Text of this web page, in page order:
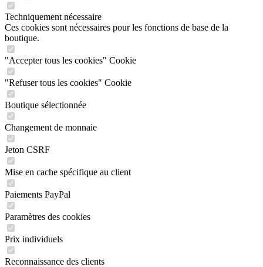
Techniquement nécessaire
Ces cookies sont nécessaires pour les fonctions de base de la
boutique.
"Accepter tous les cookies" Cookie
"Refuser tous les cookies" Cookie
Boutique sélectionnée
Changement de monnaie
Jeton CSRF
Mise en cache spécifique au client
Paiements PayPal
Paramètres des cookies
Prix individuels
Reconnaissance des clients